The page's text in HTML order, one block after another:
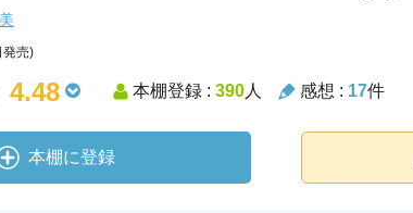
売)
4.48 本棚登録 : 390人 感想 : 17件
本棚に登録